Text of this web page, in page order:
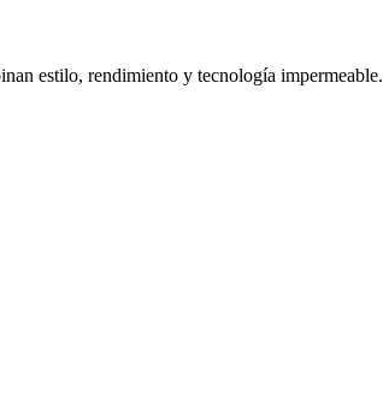
estilo, rendimiento y tecnología impermeable.